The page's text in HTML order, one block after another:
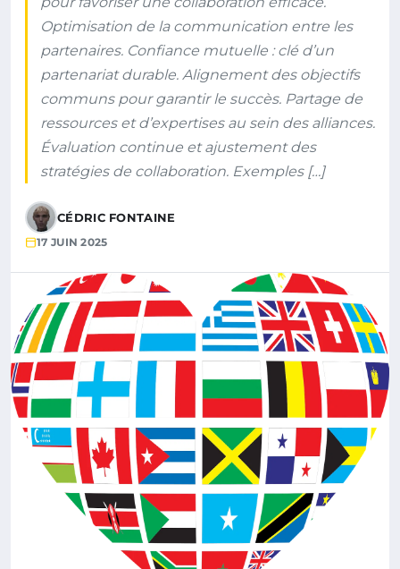
Optimisation de la communication entre les
partenaires. Confiance mutuelle : clé d’un
partenariat durable. Alignement des objectifs
communs pour garantir le succès. Partage de
ressources et d’expertises au sein des alliances.
Évaluation continue et ajustement des
stratégies de collaboration. Exemples […]
CÉDRIC FONTAINE
17 JUIN 2025